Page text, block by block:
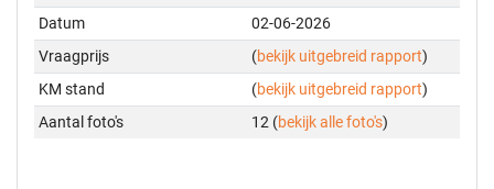
Datum
02-06-2026
Vraagprijs
(bekijk uitgebreid rapport)
KM stand
(bekijk uitgebreid rapport)
Aantal foto's
12 (bekijk alle foto's)